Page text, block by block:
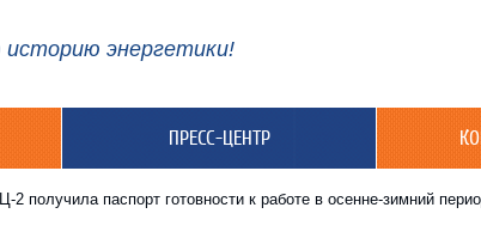
энергетики!
ПРЕСС-ЦЕНТР
2 получила паспорт готовности к работе в осенне-зимний